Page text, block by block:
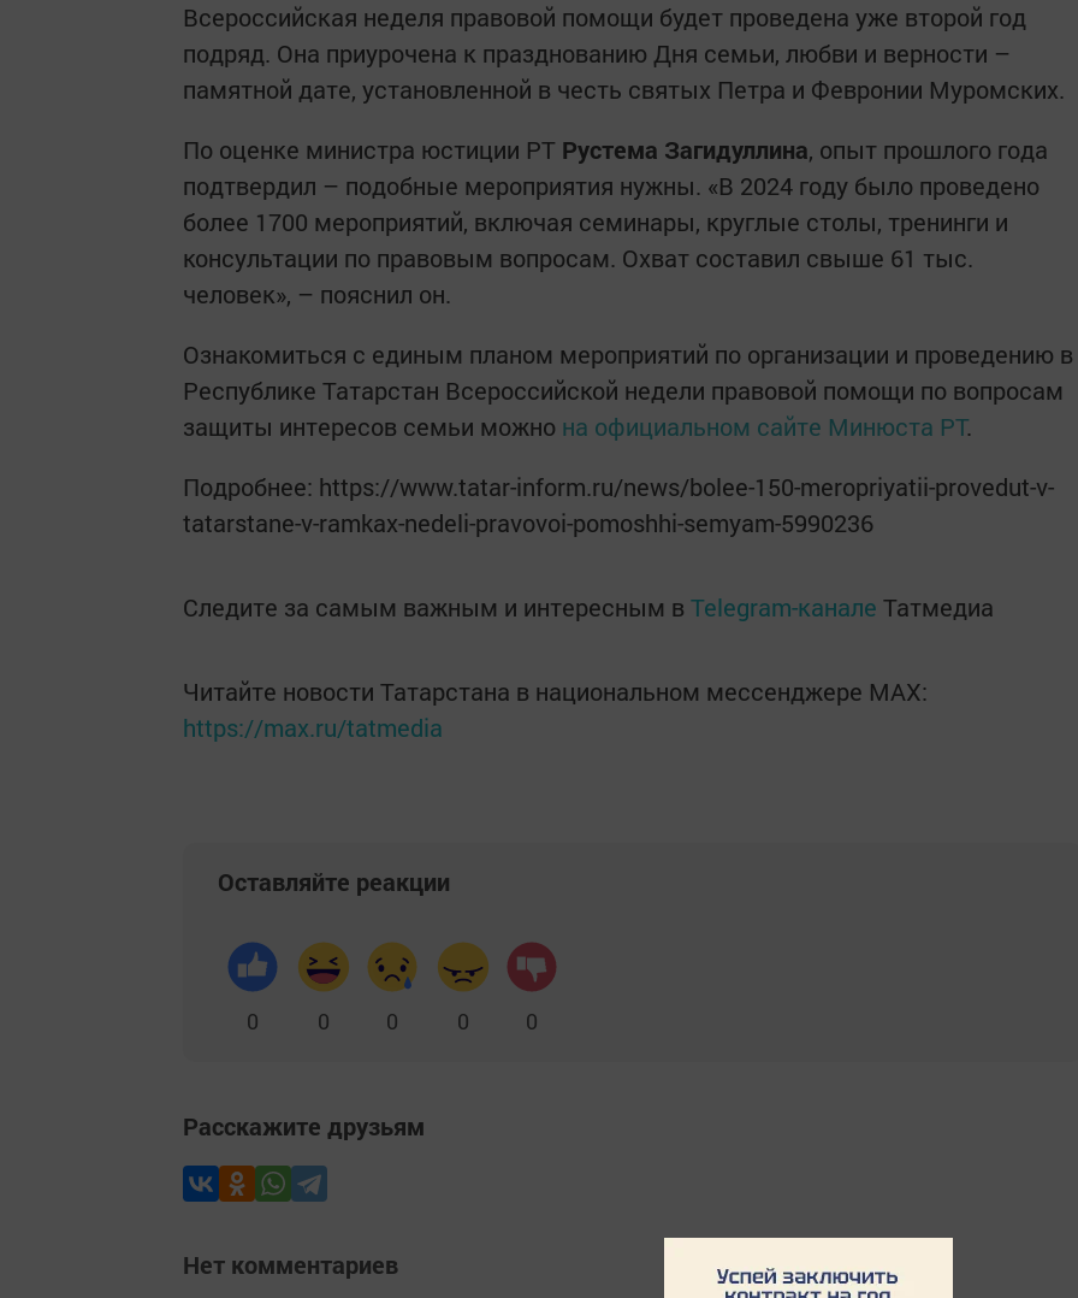
Всероссийская неделя правовой помощи будет проведена уже второй год
подряд. Она приурочена к празднованию Дня семьи, любви и верности –
памятной дате, установленной в честь святых Петра и Февронии Муромских.
По оценке министра юстиции РТ Рустема Загидуллина, опыт прошлого года
подтвердил – подобные мероприятия нужны. «В 2024 году было проведено
более 1700 мероприятий, включая семинары, круглые столы, тренинги и
консультации по правовым вопросам. Охват составил свыше 61 тыс.
человек», – пояснил он.
Ознакомиться с единым планом мероприятий по организации и проведению в
Республике Татарстан Всероссийской недели правовой помощи по вопросам
защиты интересов семьи можно на официальном сайте Минюста РТ.
Подробнее: https://www.tatar-inform.ru/news/bolee-150-meropriyatii-provedut-v-
tatarstane-v-ramkax-nedeli-pravovoi-pomoshhi-semyam-5990236
Следите за самым важным и интересным в Telegram-канале Татмедиа
Читайте новости Татарстана в национальном мессенджере MАХ:
https://max.ru/tatmedia
Оставляйте реакции
0 0 0 0 0
Расскажите друзьям
Нет комментариев